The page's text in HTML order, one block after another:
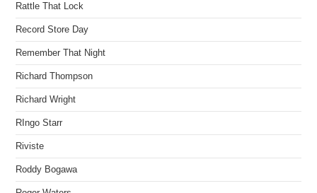
Rattle That Lock
Record Store Day
Remember That Night
Richard Thompson
Richard Wright
RIngo Starr
Riviste
Roddy Bogawa